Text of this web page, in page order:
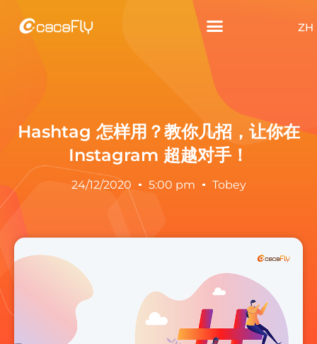
ZH
Hashtag 怎样用？教你几招，让你在
Instagram 超越对手！
24/12/2020 5:00 pm Tobey